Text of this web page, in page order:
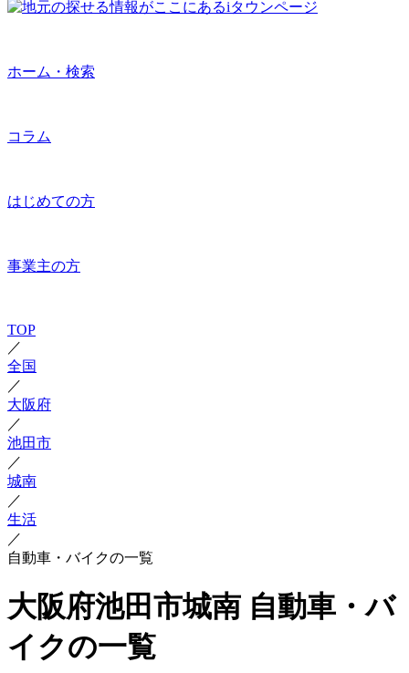
ホーム・検索
コラム
はじめての方
事業主の方
TOP
／
全国
／
大阪府
／
池田市
／
城南
／
生活
／
自動車・バイクの一覧
大阪府池田市城南 自動車・バ
イクの一覧